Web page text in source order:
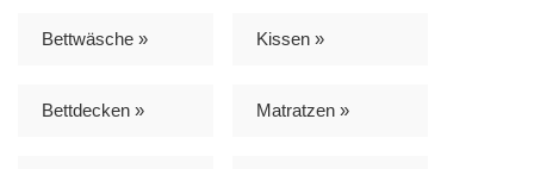
Bettwäsche » Kissen »
Bettdecken » Matratzen »